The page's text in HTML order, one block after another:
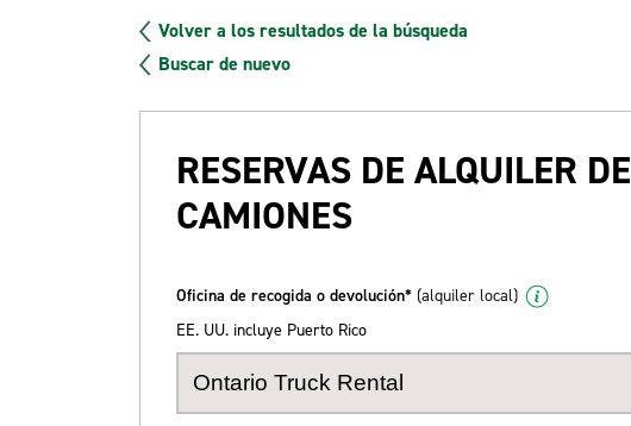
Volver a los resultados de la búsqueda
Buscar de nuevo
RESERVAS DE ALQUILER DE
CAMIONES
Oficina de recogida o devolución* (alquiler local)
EE. UU. incluye Puerto Rico